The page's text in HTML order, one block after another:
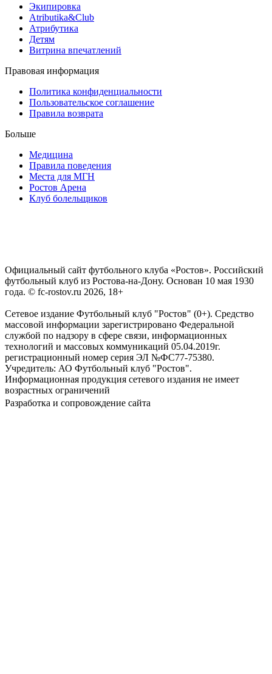
Экипировка
Atributika&Club
Атрибутика
Детям
Витрина впечатлений
Правовая информация
Политика конфиденциальности
Пользовательское соглашение
Правила возврата
Больше
Медицина
Правила поведения
Места для МГН
Ростов Арена
Клуб болельщиков
Официальный сайт футбольного клуба «Ростов». Российский
футбольный клуб из Ростова-на-Дону. Основан 10 мая 1930
года. © fc-rostov.ru 2026, 18+
Сетевое издание Футбольный клуб "Ростов" (0+). Средство
массовой информации зарегистрировано Федеральной
службой по надзору в сфере связи, информационных
технологий и массовых коммуникаций 05.04.2019г.
регистрационный номер серия ЭЛ №ФС77-75380.
Учредитель: АО Футбольный клуб "Ростов".
Информационная продукция сетевого издания не имеет
возрастных ограничений
Разработка и сопровождение сайта